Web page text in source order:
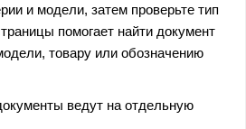
и модели, затем проверьте тип
помогает найти документ
товару или обозначению
ведут на отдельную